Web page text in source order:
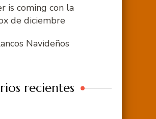
is coming con la
de diciembre
Navideños
recientes